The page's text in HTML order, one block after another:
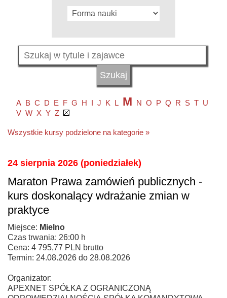
A B C D E F G H I J K L M N O P Q R S T U
V W X Y Z
Wszystkie kursy podzielone na kategorie »
24 sierpnia 2026 (poniedziałek)
Maraton Prawa zamówień publicznych -
kurs doskonalący wdrażanie zmian w
praktyce
Miejsce: Mielno
Czas trwania: 26:00 h
Cena: 4 795,77 PLN brutto
Termin: 24.08.2026 do 28.08.2026
Organizator:
APEXNET SPÓŁKA Z OGRANICZONĄ